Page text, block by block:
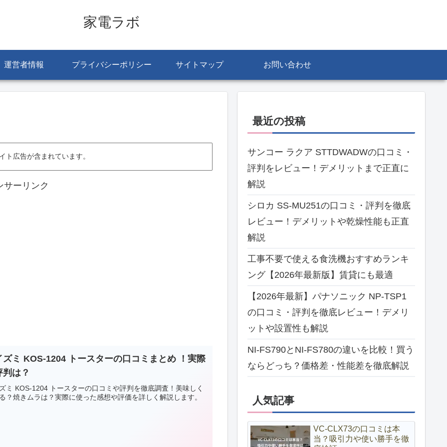
家電ラボ
運営者情報 プライバシーポリシー サイトマップ お問い合わせ
ト広告が含まれています。
サーリンク
ズミ KOS-1204 トースターの口コミまとめ ！実際
判は？
ミ KOS-1204 トースターの口コミや評判を徹底調査！美味しく
？焼きムラは？実際に使った感想や評価を詳しく解説します。
最近の投稿
サンコー ラクア STTDWADWの口コミ・
評判をレビュー！デメリットまで正直に
解説
シロカ SS-MU251の口コミ・評判を徹底
レビュー！デメリットや乾燥性能も正直
解説
工事不要で使える食洗機おすすめランキ
ング【2026年最新版】賃貸にも最適
【2026年最新】パナソニック NP-TSP1
の口コミ・評判を徹底レビュー！デメリ
ットや設置性も解説
NI-FS790とNI-FS780の違いを比較！買う
ならどっち？価格差・性能差を徹底解説
人気記事
VC-CLX73の口コミは本
当？吸引力や使い勝手を徹